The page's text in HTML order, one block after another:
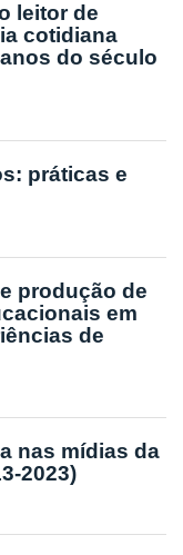
leitor de
cotidiana
do século
práticas e
produção de
em
de
nas mídias da
2023)